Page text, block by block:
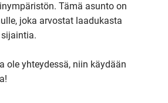
Tämä asunto on
joka arvostat laadukasta
ole yhteydessä, niin käydään